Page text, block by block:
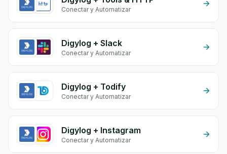
Conectar y Automatizar
Digylog + Slack
Conectar y Automatizar
Digylog + Todify
Conectar y Automatizar
Digylog + Instagram
Conectar y Automatizar